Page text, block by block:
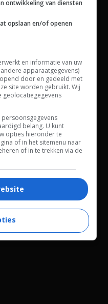
Cookies
Cookievoorkeuren
ONTDEKKEN
Nieuws
Netflix
Films op tv
Bioscoop
ontwikkeling van diensten
opslaan en/of openen
en informatie van uw
apparaatgegevens)
door en gedeeld met
site worden gebruikt. Wij
geolocatiegegevens
belang. U kunt
opties hieronder te
of in het sitemenu naar
of in te trekken via de